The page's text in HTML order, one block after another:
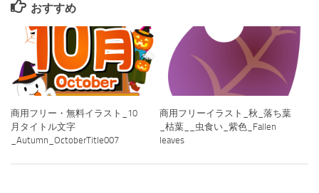
おすすめ
商用フリー・無料イラスト_10
月タイトル文字
_Autumn_OctoberTitle007
商用フリーイラスト_秋_落ち葉
_枯葉__虫食い_紫色_Fallen
leaves